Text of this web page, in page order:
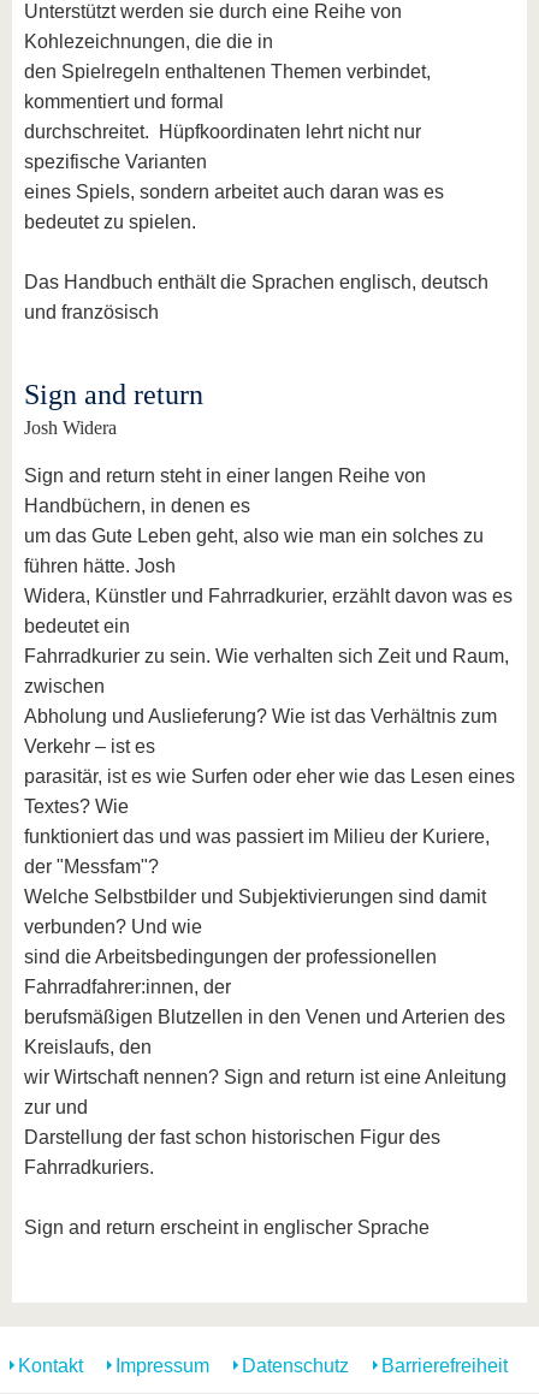
Unterstützt werden sie durch eine Reihe von
Kohlezeichnungen, die die in
den Spielregeln enthaltenen Themen verbindet,
kommentiert und formal
durchschreitet. Hüpfkoordinaten lehrt nicht nur
spezifische Varianten
eines Spiels, sondern arbeitet auch daran was es
bedeutet zu spielen.
Das Handbuch enthält die Sprachen englisch, deutsch
und französisch
Sign and return
Josh Widera
Sign and return steht in einer langen Reihe von
Handbüchern, in denen es
um das Gute Leben geht, also wie man ein solches zu
führen hätte. Josh
Widera, Künstler und Fahrradkurier, erzählt davon was es
bedeutet ein
Fahrradkurier zu sein. Wie verhalten sich Zeit und Raum,
zwischen
Abholung und Auslieferung? Wie ist das Verhältnis zum
Verkehr – ist es
parasitär, ist es wie Surfen oder eher wie das Lesen eines
Textes? Wie
funktioniert das und was passiert im Milieu der Kuriere,
der "Messfam"?
Welche Selbstbilder und Subjektivierungen sind damit
verbunden? Und wie
sind die Arbeitsbedingungen der professionellen
Fahrradfahrer:innen, der
berufsmäßigen Blutzellen in den Venen und Arterien des
Kreislaufs, den
wir Wirtschaft nennen? Sign and return ist eine Anleitung
zur und
Darstellung der fast schon historischen Figur des
Fahrradkuriers.
Sign and return erscheint in englischer Sprache
Kontakt Impressum Datenschutz Barrierefreiheit